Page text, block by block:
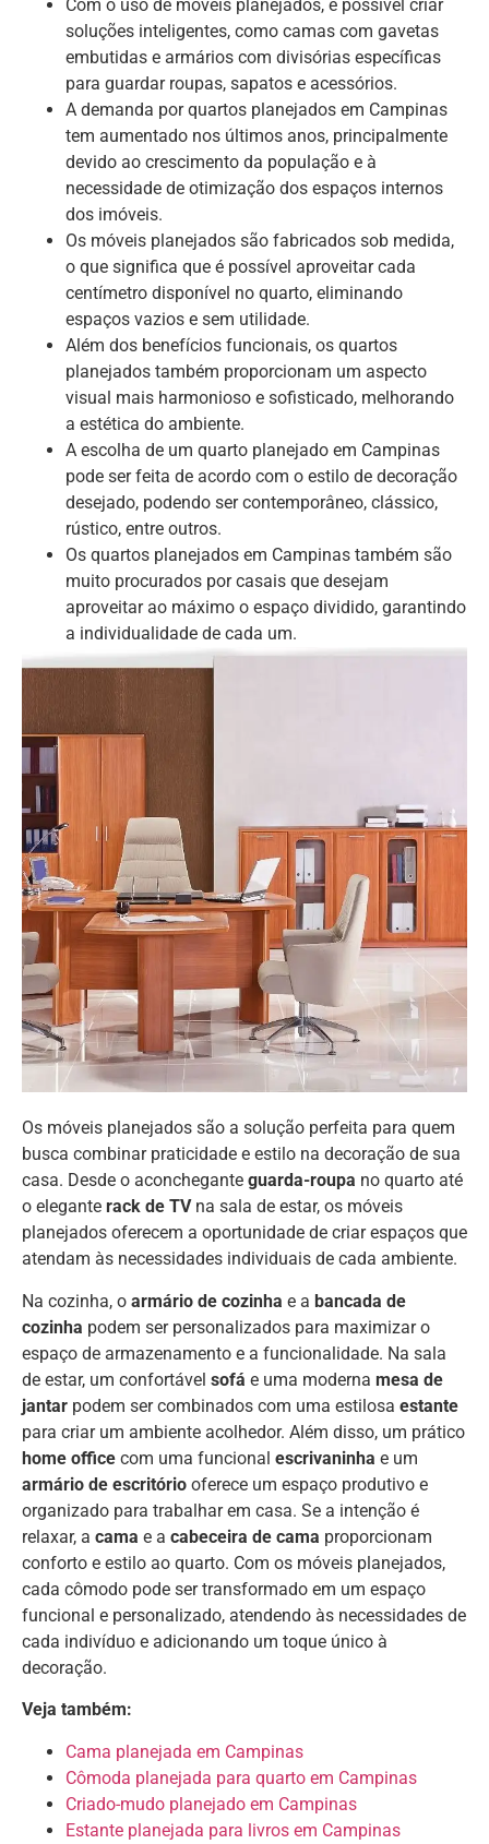
Com o uso de móveis planejados, é possível criar
soluções inteligentes, como camas com gavetas
embutidas e armários com divisórias específicas
para guardar roupas, sapatos e acessórios.
A demanda por quartos planejados em Campinas
tem aumentado nos últimos anos, principalmente
devido ao crescimento da população e à
necessidade de otimização dos espaços internos
dos imóveis.
Os móveis planejados são fabricados sob medida,
o que significa que é possível aproveitar cada
centímetro disponível no quarto, eliminando
espaços vazios e sem utilidade.
Além dos benefícios funcionais, os quartos
planejados também proporcionam um aspecto
visual mais harmonioso e sofisticado, melhorando
a estética do ambiente.
A escolha de um quarto planejado em Campinas
pode ser feita de acordo com o estilo de decoração
desejado, podendo ser contemporâneo, clássico,
rústico, entre outros.
Os quartos planejados em Campinas também são
muito procurados por casais que desejam
aproveitar ao máximo o espaço dividido, garantindo
a individualidade de cada um.
Os móveis planejados são a solução perfeita para quem
busca combinar praticidade e estilo na decoração de sua
casa. Desde o aconchegante guarda-roupa no quarto até
o elegante rack de TVna sala de estar, os móveis
planejados oferecem a oportunidade de criar espaços que
atendam às necessidades individuais de cada ambiente.
Na cozinha, o armário de cozinha e a bancada de
cozinha podem ser personalizados para maximizar o
espaço de armazenamento e a funcionalidade. Na sala
de estar, um confortável sofá e uma moderna mesa de
jantar podem ser combinados com uma estilosa estante
para criar um ambiente acolhedor. Além disso, um prático
home office com uma funcional escrivaninha e um
armário de escritório oferece um espaço produtivo e
organizado para trabalhar em casa. Se a intenção é
relaxar, a cama e a cabeceira de cama proporcionam
conforto e estilo ao quarto. Com os móveis planejados,
cada cômodo pode ser transformado em um espaço
funcional e personalizado, atendendo às necessidades de
cada indivíduo e adicionando um toque único à
decoração.
Veja também:
Cama planejada em Campinas
Cômoda planejada para quarto em Campinas
Criado-mudo planejado em Campinas
Estante planejada para livros em Campinas